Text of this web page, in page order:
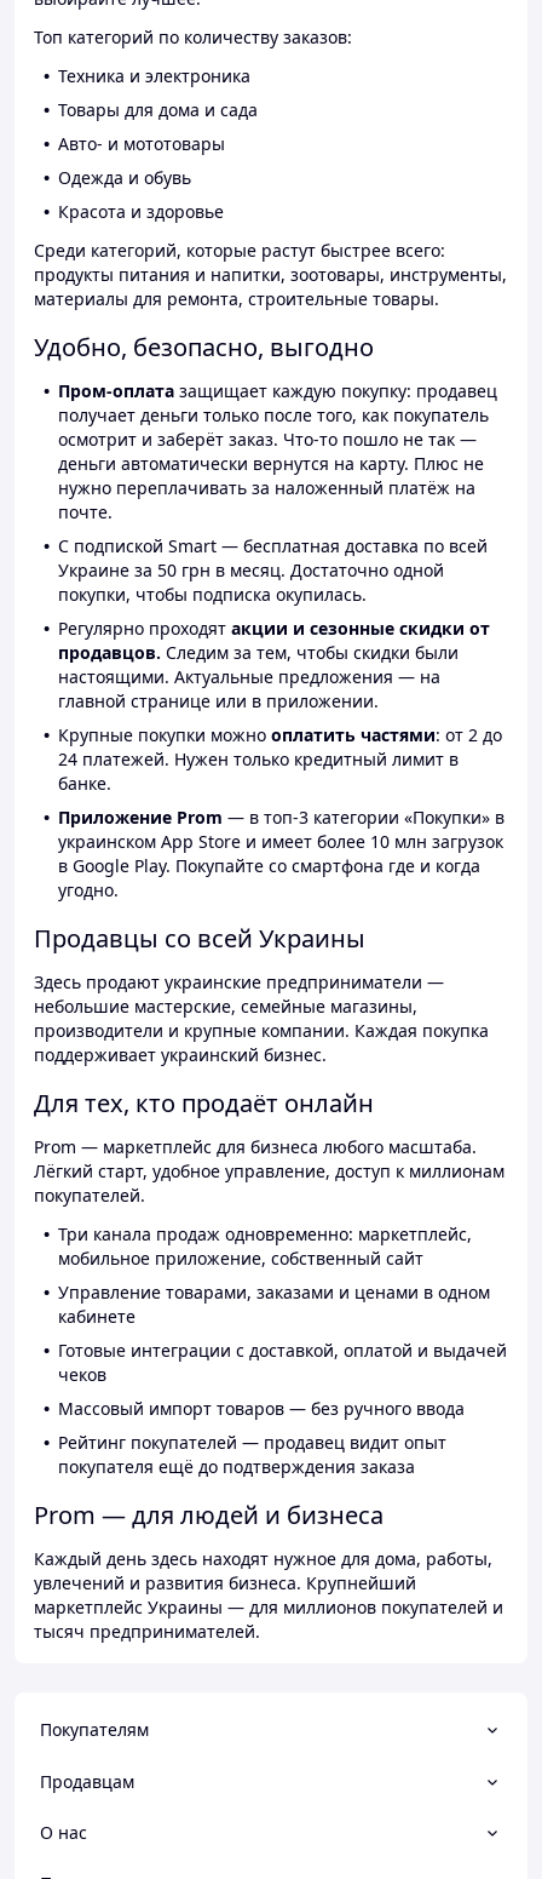
Топ категорий по количеству заказов:
Техника и электроника
Товары для дома и сада
Авто- и мототовары
Одежда и обувь
Красота и здоровье
Среди категорий, которые растут быстрее всего:
продукты питания и напитки, зоотовары, инструменты,
материалы для ремонта, строительные товары.
Удобно, безопасно, выгодно
Пром-оплата защищает каждую покупку: продавец
получает деньги только после того, как покупатель
осмотрит и заберёт заказ. Что-то пошло не так —
деньги автоматически вернутся на карту. Плюс не
нужно переплачивать за наложенный платёж на
почте.
С подпиской Smart — бесплатная доставка по всей
Украине за 50 грн в месяц. Достаточно одной
покупки, чтобы подписка окупилась.
Регулярно проходят акции и сезонные скидки от
продавцов. Следим за тем, чтобы скидки были
настоящими. Актуальные предложения — на
главной странице или в приложении.
Крупные покупки можно оплатить частями: от 2 до
24 платежей. Нужен только кредитный лимит в
банке.
Приложение Prom — в топ-3 категории «Покупки» в
украинском App Store и имеет более 10 млн загрузок
в Google Play. Покупайте со смартфона где и когда
угодно.
Продавцы со всей Украины
Здесь продают украинские предприниматели —
небольшие мастерские, семейные магазины,
производители и крупные компании. Каждая покупка
поддерживает украинский бизнес.
Для тех, кто продаёт онлайн
Prom — маркетплейс для бизнеса любого масштаба.
Лёгкий старт, удобное управление, доступ к миллионам
покупателей.
Три канала продаж одновременно: маркетплейс,
мобильное приложение, собственный сайт
Управление товарами, заказами и ценами в одном
кабинете
Готовые интеграции с доставкой, оплатой и выдачей
чеков
Массовый импорт товаров — без ручного ввода
Рейтинг покупателей — продавец видит опыт
покупателя ещё до подтверждения заказа
Prom — для людей и бизнеса
Каждый день здесь находят нужное для дома, работы,
увлечений и развития бизнеса. Крупнейший
маркетплейс Украины — для миллионов покупателей и
тысяч предпринимателей.
Покупателям
Продавцам
О нас